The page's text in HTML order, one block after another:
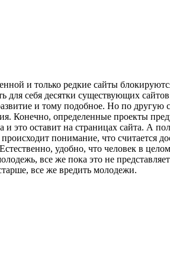
и только редкие сайты
для себя десятки существующих
и тому подобное. Но по
определенные проекты
это оставит на страницах сайта. А
понимание, что
удобно, что человек в
все же пока это не
все же вредить молодежи.